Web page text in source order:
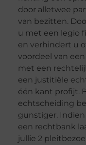
door alletwee
van bezitten.
u met een legio
en verhindert u
voordeel van
met een
een justitiële
één kant profijt.
echtscheiding
gunstiger.
een rechtbank
jullie 2